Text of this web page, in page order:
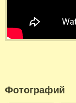
Фотографий